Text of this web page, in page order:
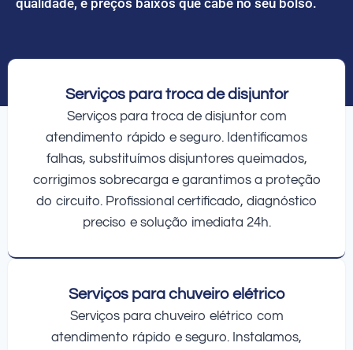
Serviços para troca de disjuntor
Serviços para troca de disjuntor com
atendimento rápido e seguro. Identificamos
falhas, substituímos disjuntores queimados,
corrigimos sobrecarga e garantimos a proteção
do circuito. Profissional certificado, diagnóstico
preciso e solução imediata 24h.
Serviços para chuveiro elétrico
Serviços para chuveiro elétrico com
atendimento rápido e seguro. Instalamos,